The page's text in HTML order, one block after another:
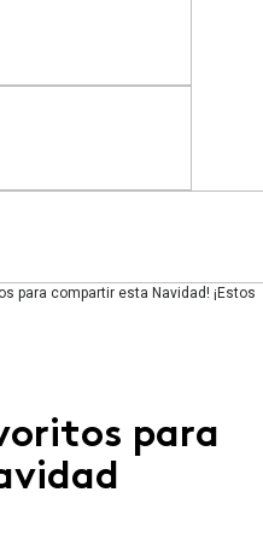
para compartir esta Navidad! ¡Estos
para